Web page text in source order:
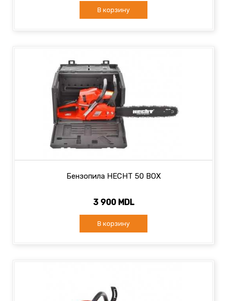
В корзину
Бензопила HECHT 50 BOX
3 900 MDL
В корзину